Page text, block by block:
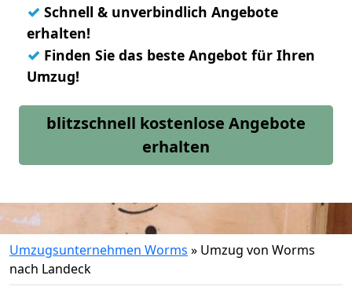
✓ Schnell & unverbindlich Angebote
erhalten!
✓ Finden Sie das beste Angebot für Ihren
Umzug!
blitzschnell kostenlose Angebote
erhalten
Umzugsunternehmen Worms » Umzug von Worms
nach Landeck